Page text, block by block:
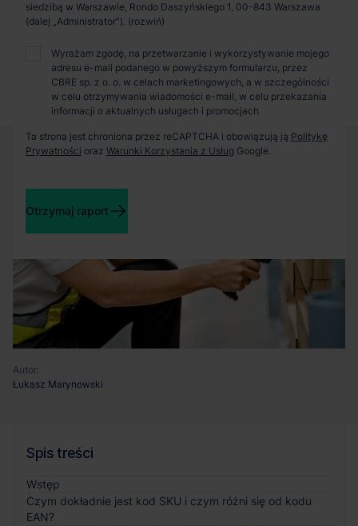
Autor:
Łukasz Marynowski
Spis treści
Wstęp
Czym dokładnie jest kod SKU i czym różni się od kodu
EAN?
Zaprosimy Cię na spotkanie, omówimy szczegóły i
pokażemy inwestycje.
Zamknij
siedzibą w Warszawie, Rondo Daszyńskiego 1, 00-843 Warszawa
(dalej „Administrator”).
Wyrażam zgodę, na przetwarzanie i wykorzystywanie mojego
adresu e-mail podanego w powyższym formularzu, przez
CBRE sp. z o. o. w celach marketingowych, a w szczególności
w celu otrzymywania wiadomości e-mail, w celu przekazania
informacji o aktualnych usługach i promocjach
Ta strona jest chroniona przez reCAPTCHA i obowiązują ją Politykę
Prywatności oraz Warunki Korzystania z Usług Google.
Otrzymaj raport